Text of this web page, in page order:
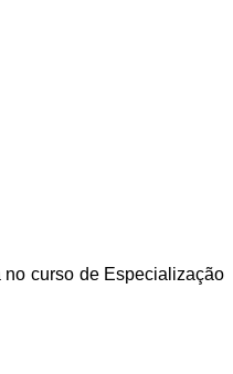
curso de Especialização